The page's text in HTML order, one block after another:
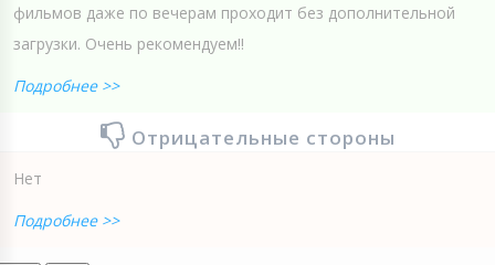
фильмов даже по вечерам проходит без дополнительной
загрузки. Очень рекомендуем!!
Подробнее >>
Отрицательные стороны
Нет
Подробнее >>